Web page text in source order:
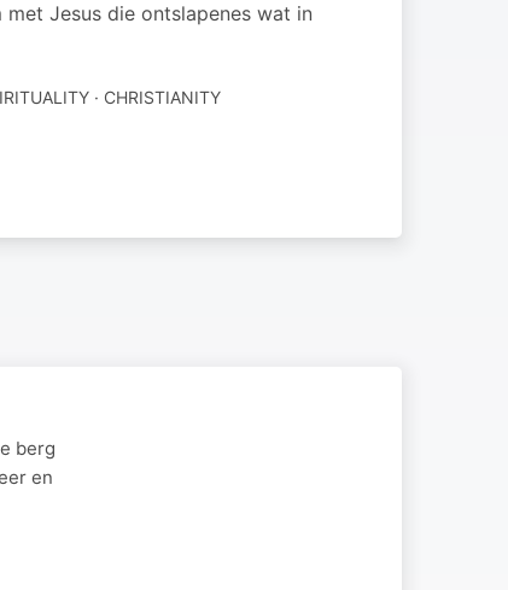
Jesus die ontslapenes wat in
· CHRISTIANITY
berg
en